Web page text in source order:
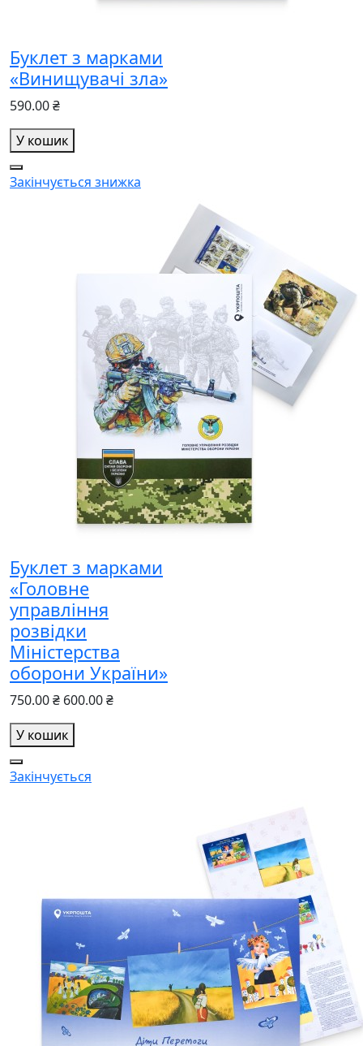
Буклет з марками
«Винищувачі зла»
590.00 ₴
У кошик
Закінчується знижка
Буклет з марками
«Головне
управління
розвідки
Міністерства
оборони України»
750.00 ₴ 600.00 ₴
У кошик
Закінчується